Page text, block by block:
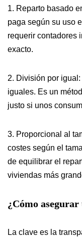
1. Reparto basado
paga según su uso
requerir contadores
exacto.
2. División por
iguales. Es un
justo si unos
3. Proporcional al
costes según el
de equilibrar el
viviendas más
¿Cómo
La clave es la